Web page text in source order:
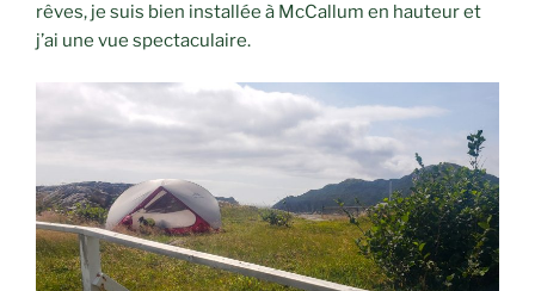
rêves, je suis bien installée à McCallum en hauteur et
j’ai une vue spectaculaire.